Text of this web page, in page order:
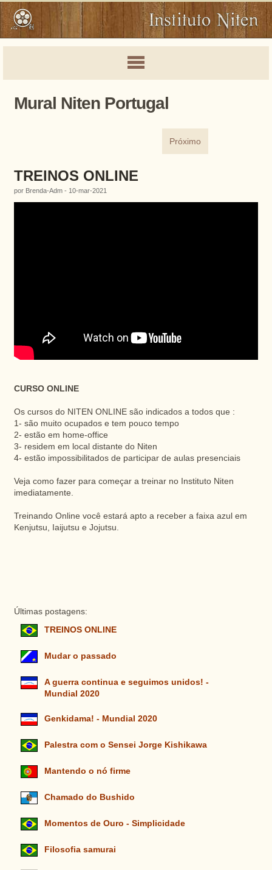
Mural Niten Portugal
Próximo
TREINOS ONLINE
por Brenda-Adm - 10-mar-2021
CURSO ONLINE
Os cursos do NITEN ONLINE são indicados a todos que :
1- são muito ocupados e tem pouco tempo
2- estão em home-office
3- residem em local distante do Niten
4- estão impossibilitados de participar de aulas presenciais
Veja como fazer para começar a treinar no Instituto Niten
imediatamente.
Treinando Online você estará apto a receber a faixa azul em
Kenjutsu, Iaijutsu e Jojutsu.
Últimas postagens:
TREINOS ONLINE
Mudar o passado
A guerra continua e seguimos unidos! -
Mundial 2020
Genkidama! - Mundial 2020
Palestra com o Sensei Jorge Kishikawa
Mantendo o nó firme
Chamado do Bushido
Momentos de Ouro - Simplicidade
Filosofia samurai